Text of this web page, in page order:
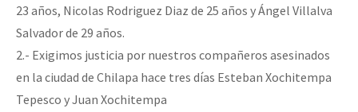
23 años, Nicolas Rodriguez Diaz de 25 años y Ángel Villalva
Salvador de 29 años.
2.- Exigimos justicia por nuestros compañeros asesinados
en la ciudad de Chilapa hace tres días Esteban Xochitempa
Tepesco y Juan Xochitempa